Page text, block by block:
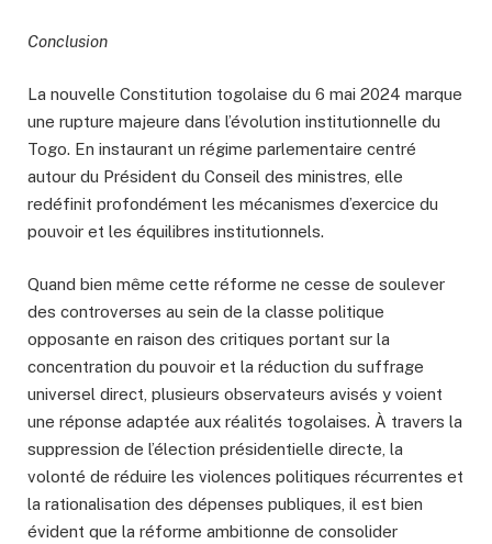
Conclusion
La nouvelle Constitution togolaise du 6 mai 2024 marque
une rupture majeure dans l’évolution institutionnelle du
Togo. En instaurant un régime parlementaire centré
autour du Président du Conseil des ministres, elle
redéfinit profondément les mécanismes d’exercice du
pouvoir et les équilibres institutionnels.
Quand bien même cette réforme ne cesse de soulever
des controverses au sein de la classe politique
opposante en raison des critiques portant sur la
concentration du pouvoir et la réduction du suffrage
universel direct, plusieurs observateurs avisés y voient
une réponse adaptée aux réalités togolaises. À travers la
suppression de l’élection présidentielle directe, la
volonté de réduire les violences politiques récurrentes et
la rationalisation des dépenses publiques, il est bien
évident que la réforme ambitionne de consolider